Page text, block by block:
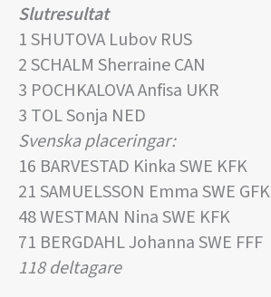
Slutresultat
1 SHUTOVA Lubov RUS
2 SCHALM Sherraine CAN
3 POCHKALOVA Anfisa UKR
3 TOL Sonja NED
Svenska placeringar:
16 BARVESTAD Kinka SWE KFK
21 SAMUELSSON Emma SWE GFK
48 WESTMAN Nina SWE KFK
71 BERGDAHL Johanna SWE FFF
118 deltagare